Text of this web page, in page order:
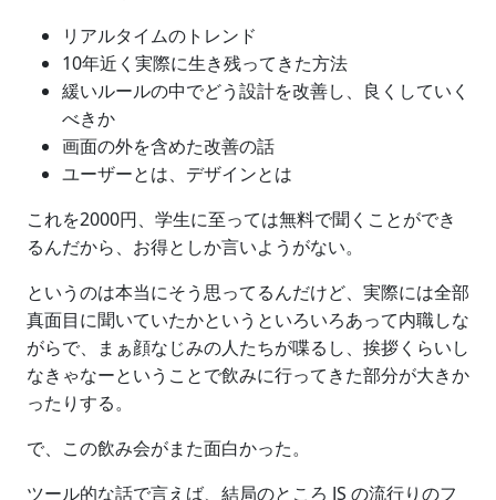
リアルタイムのトレンド
10年近く実際に生き残ってきた方法
緩いルールの中でどう設計を改善し、良くしていく
べきか
画面の外を含めた改善の話
ユーザーとは、デザインとは
これを2000円、学生に至っては無料で聞くことができ
るんだから、お得としか言いようがない。
というのは本当にそう思ってるんだけど、実際には全部
真面目に聞いていたかというといろいろあって内職しな
がらで、まぁ顔なじみの人たちが喋るし、挨拶くらいし
なきゃなーということで飲みに行ってきた部分が大きか
ったりする。
で、この飲み会がまた面白かった。
ツール的な話で言えば、結局のところ JS の流行りのフ